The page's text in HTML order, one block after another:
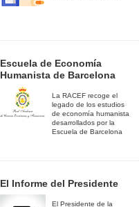
Escuela de Economía
Humanista de Barcelona
La RACEF recoge el
legado de los estudios
de economía humanista
desarrollados por la
Escuela de Barcelona
El Informe del Presidente
El Presidente de la